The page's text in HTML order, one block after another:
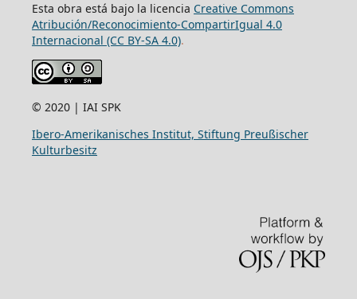
Esta obra está bajo la licencia Creative Commons
Atribución/Reconocimiento-CompartirIgual 4.0
Internacional (CC BY-SA 4.0).
© 2020 | IAI SPK
Ibero-Amerikanisches Institut, Stiftung Preußischer
Kulturbesitz